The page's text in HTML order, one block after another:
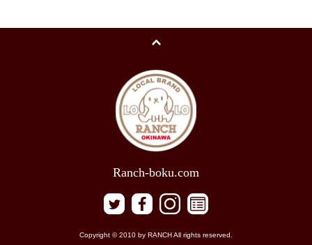
Ranch-boku.com
Copyright © 2010 by RANCH All rights reserved.